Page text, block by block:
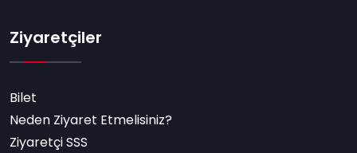
Ziyaretçiler
Bilet
Neden Ziyaret Etmelisiniz?
Ziyaretçi SSS